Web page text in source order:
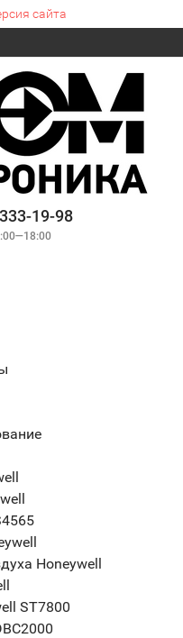
сайта
19-98
Honeywell
ST7800